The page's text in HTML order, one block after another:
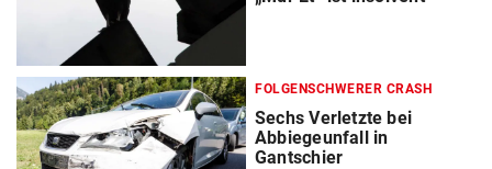
FOLGENSCHWERER CRASH
Sechs Verletzte bei
Abbiegeunfall in
Gantschier